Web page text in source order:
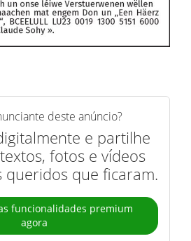
deste anúncio?
e partilhe
fotos e vídeos
queridos que ficaram.
funcionalidades premium
agora